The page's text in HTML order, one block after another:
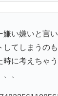
嫌い嫌いと言
してしまうの
時に考えちゃ
、